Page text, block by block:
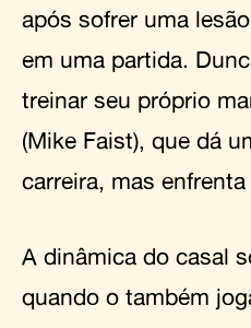
após sofrer uma
em uma partida.
treinar seu próprio
(Mike Faist), que dá
carreira, mas
A dinâmica do casal
quando o também